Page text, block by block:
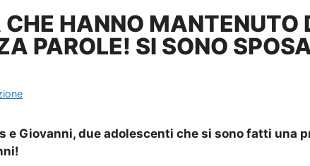
HANNO MANTENUTO
PAROLE! SI SONO
e Giovanni, due adolescenti che si sono fatti una